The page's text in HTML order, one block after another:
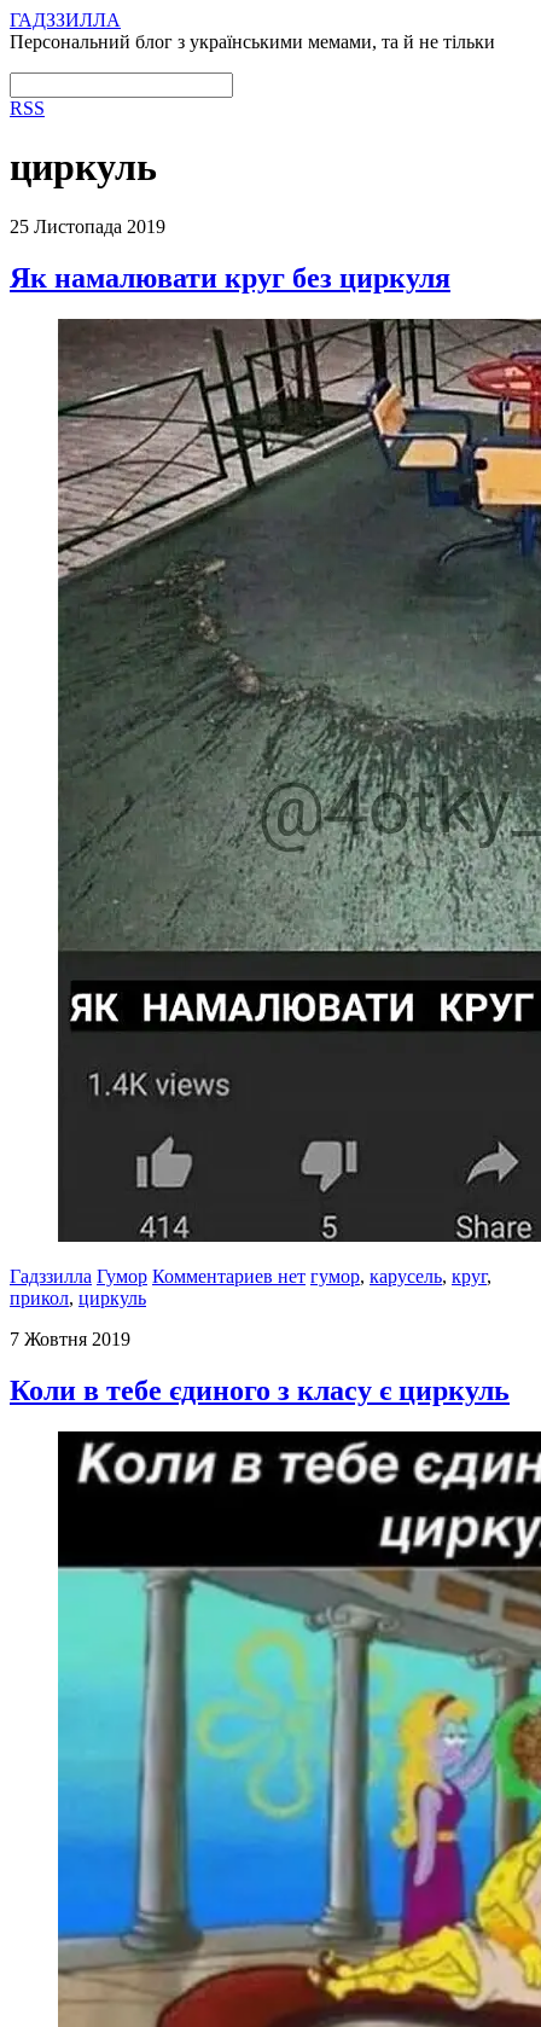
ГАДЗЗИЛЛА
Персональний блог з українськими мемами, та й не тільки
RSS
циркуль
25 Листопада 2019
Як намалювати круг без циркуля
Гадззилла Гумор Комментариев нет гумор, карусель, круг,
прикол, циркуль
7 Жовтня 2019
Коли в тебе єдиного з класу є циркуль